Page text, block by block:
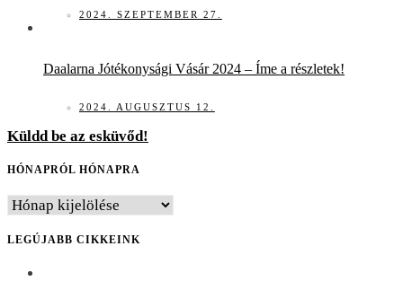
2024. SZEPTEMBER 27.
Daalarna Jótékonysági Vásár 2024 – Íme a részletek!
2024. AUGUSZTUS 12.
Küldd be az esküvőd!
HÓNAPRÓL HÓNAPRA
HÓNAPRÓL
HÓNAPRA
LEGÚJABB CIKKEINK